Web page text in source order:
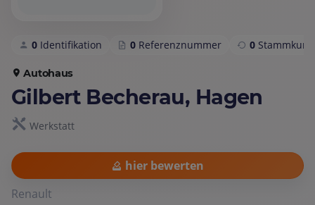
0 Identifikation 0 Referenznummer 0
Autohaus
Gilbert Becherau, Hagen
Werkstatt
hier bewerten
Renault